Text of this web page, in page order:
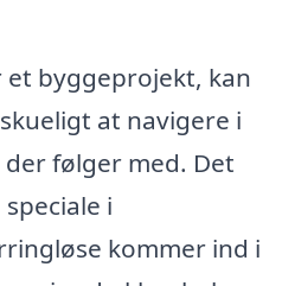
byggeprojekt, kan
at navigere i
følger med. Det
i
kommer ind i